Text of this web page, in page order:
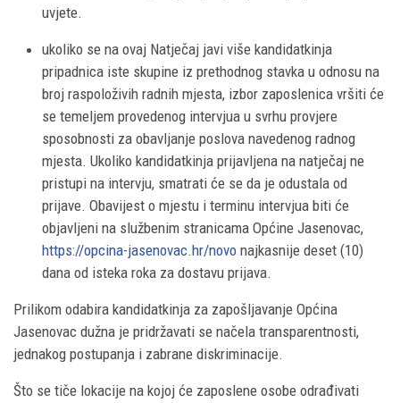
uvjete.
ukoliko se na ovaj Natječaj javi više kandidatkinja
pripadnica iste skupine iz prethodnog stavka u odnosu na
broj raspoloživih radnih mjesta, izbor zaposlenica vršiti će
se temeljem provedenog intervjua u svrhu provjere
sposobnosti za obavljanje poslova navedenog radnog
mjesta. Ukoliko kandidatkinja prijavljena na natječaj ne
pristupi na intervju, smatrati će se da je odustala od
prijave. Obavijest o mjestu i terminu intervjua biti će
objavljeni na službenim stranicama Općine Jasenovac,
https://opcina-jasenovac.hr/novo najkasnije deset (10)
dana od isteka roka za dostavu prijava.
Prilikom odabira kandidatkinja za zapošljavanje Općina
Jasenovac dužna je pridržavati se načela transparentnosti,
jednakog postupanja i zabrane diskriminacije.
Što se tiče lokacije na kojoj će zaposlene osobe odrađivati